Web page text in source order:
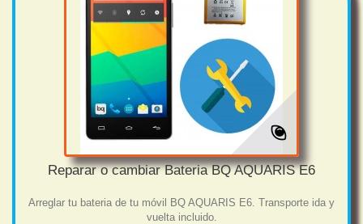
Reparar o cambiar Bateria BQ AQUARIS E6
Arreglar tu bateria de tu móvil BQ AQUARIS E6. Transporte ida y
vuelta incluido.